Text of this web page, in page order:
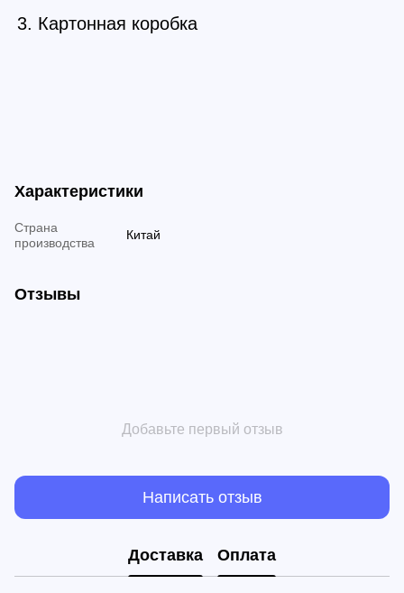
Картонная коробка
Характеристики
Страна
производства
Китай
Отзывы
Добавьте первый отзыв
Написать отзыв
Доставка Оплата